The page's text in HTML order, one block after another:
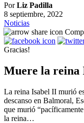
PorLiz Padilla
8 septiembre, 2022
Noticias
Gracias!
Muere la reina
La reina Isabel II murió
descanso en Balmoral,
que murió
la reina…